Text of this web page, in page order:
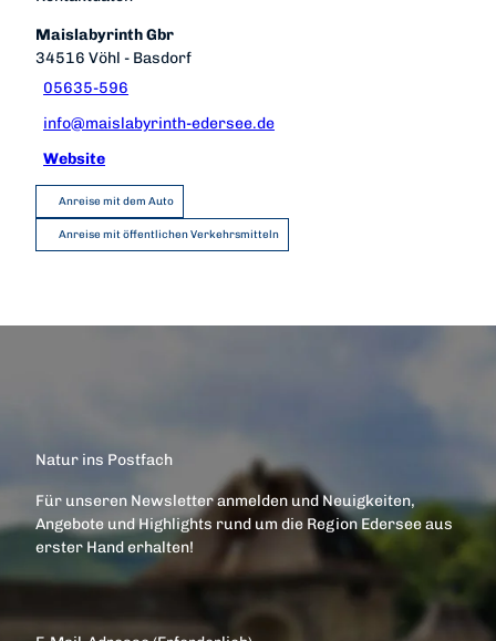
Maislabyrinth Gbr
34516 Vöhl - Basdorf
05635-596
info@maislabyrinth-edersee.de
Website
Anreise mit dem Auto
Anreise mit öffentlichen Verkehrsmitteln
Natur ins Postfach
Für unseren Newsletter anmelden und Neuigkeiten,
Angebote und Highlights rund um die Region Edersee aus
erster Hand erhalten!